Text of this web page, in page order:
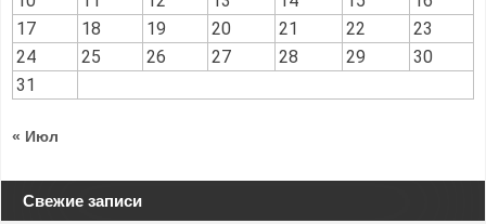
17
18 19 20 21 22
23
24
25 26 27 28 29
30
31
« Июл
Свежие записи